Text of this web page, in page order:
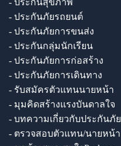
- ประกันภัยรถยนต์
- ประกันภัยการขนส่ง
- ประกันกลุ่มนักเรียน
- ประกันภัยการก่อสร้าง
- ประกันภัยการเดินทาง
- รับสมัครตัวแทนนายหน้า
- มุมคิดสร้างแรงบันดาลใจ
- บทความเกี่ยวกับประกันภัย
- ตรวจสอบตัวแทน/นายหน้า